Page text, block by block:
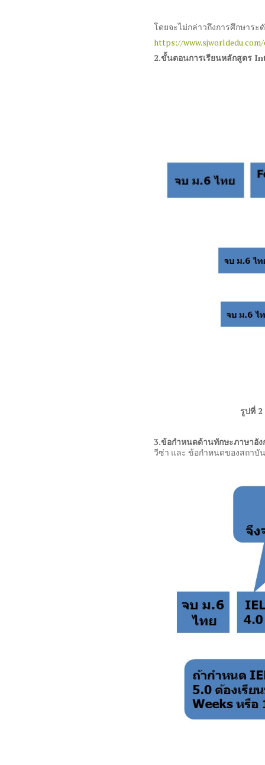
โดยจะไม่กล่าวถึงการศึกษาร
https://
2.ขั้นตอนการเรียนหลักสูตร
รูปที่ 2
3.ข้อกำหนดด้านทักษะภาษาอั
วีซ่า และ ข้อกำหนดของสถาบั